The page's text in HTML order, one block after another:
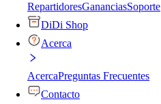
RepartidoresGananciasSoporte
DiDi Shop
Acerca
AcercaPreguntas Frecuentes
Contacto